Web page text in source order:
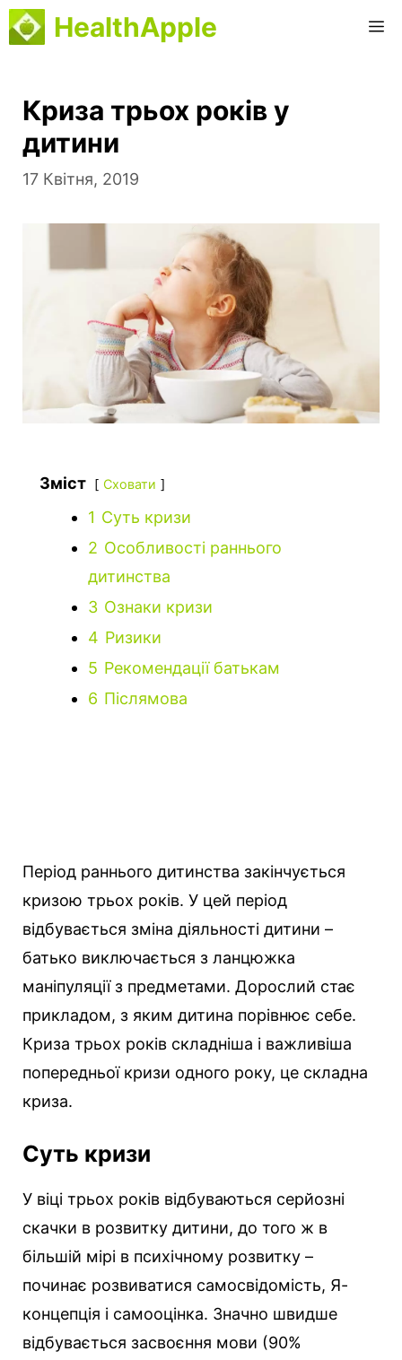
Перейти
до
HealthApple
Криза трьох років у
дитини
17 Квітня, 2019
Зміст Сховати
1 Суть кризи
2 Особливості раннього
дитинства
3 Ознаки кризи
4 Ризики
5 Рекомендації батькам
6 Післямова
Період раннього дитинства закінчується
кризою трьох років. У цей період
відбувається зміна діяльності дитини –
батько виключається з ланцюжка
маніпуляції з предметами. Дорослий стає
прикладом, з яким дитина порівнює себе.
Криза трьох років складніша і важливіша
попередньої кризи одного року, це складна
криза.
Суть кризи
У віці трьох років відбуваються серйозні
скачки в розвитку дитини, до того ж в
більшій мірі в психічному розвитку –
починає розвиватися самосвідомість, Я-
концепція і самооцінка. Значно швидше
відбувається засвоєння мови (90%